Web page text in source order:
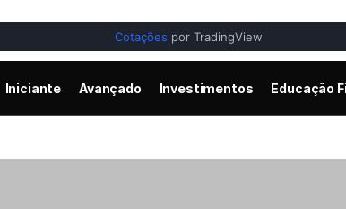
Cotações por TradingView
Iniciante Avançado Investimentos Educação